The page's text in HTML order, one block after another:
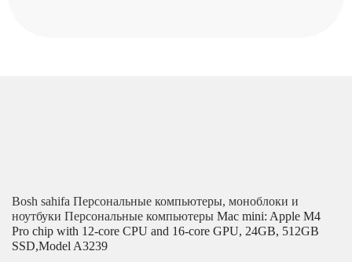
Bosh sahifa Персональные компьютеры, моноблоки и
ноутбуки Персональные компьютеры Mac mini: Apple M4
Pro chip with 12‑core CPU and 16‑core GPU, 24GB, 512GB
SSD,Model A3239